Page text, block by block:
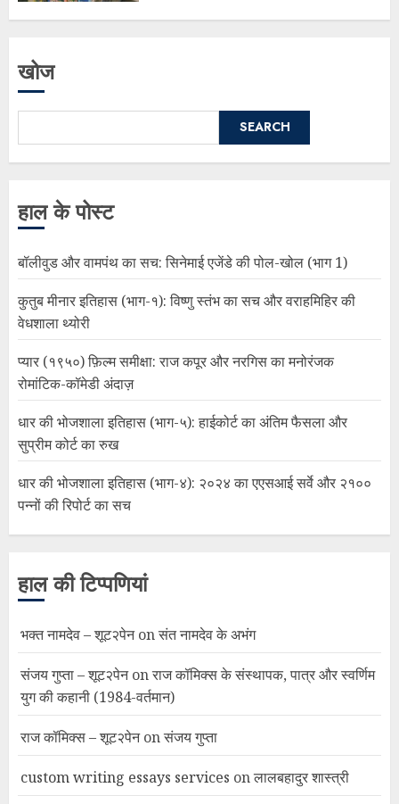
खोज
SEARCH
हाल के पोस्ट
बॉलीवुड और वामपंथ का सच: सिनेमाई एजेंडे की पोल-खोल (भाग 1)
कुतुब मीनार इतिहास (भाग-१): विष्णु स्तंभ का सच और वराहमिहिर की
वेधशाला थ्योरी
प्यार (१९५०) फ़िल्म समीक्षा: राज कपूर और नरगिस का मनोरंजक
रोमांटिक-कॉमेडी अंदाज़
धार की भोजशाला इतिहास (भाग-५): हाईकोर्ट का अंतिम फैसला और
सुप्रीम कोर्ट का रुख
धार की भोजशाला इतिहास (भाग-४): २०२४ का एएसआई सर्वे और २१००
पन्नों की रिपोर्ट का सच
हाल की टिप्पणियां
भक्त नामदेव – शूट२पेनonसंत नामदेव के अभंग
संजय गुप्ता – शूट२पेनonराज कॉमिक्स के संस्थापक, पात्र और स्वर्णिम
युग की कहानी (1984-वर्तमान)
राज कॉमिक्स – शूट२पेनonसंजय गुप्ता
custom writing essays services onलालबहादुर शास्त्री